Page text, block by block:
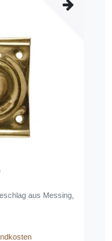
aus Messing,